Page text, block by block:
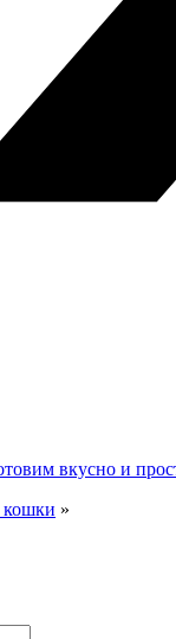
вкусно и
кошки »